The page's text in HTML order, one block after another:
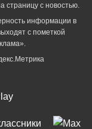
страницу с новостью.
информации в
с пометкой